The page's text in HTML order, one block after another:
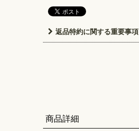
返品特約に関する重要事項
商品詳細